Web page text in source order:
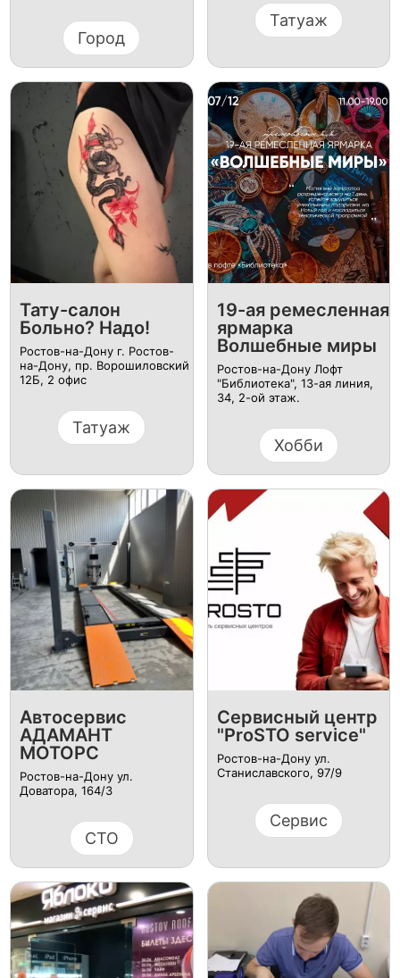
Город
Татуаж
Тату-салон
Больно? Надо!
Ростов-на-Дону г. Ростов-
на-Дону, пр. Ворошиловский
12Б, ​2 офис
Татуаж
19-ая ремесленная
ярмарка
Волшебные миры
Ростов-на-Дону Лофт
"Библиотека", 13-ая линия,
34, 2-ой этаж.
Хобби
Автосервис
АДАМАНТ
МОТОРС
Ростов-на-Дону ул.
Доватора, 164/3
СТО
Сервисный центр
"ProSTO service"
Ростов-на-Дону ул.
Станиславского, 97/9
Сервис